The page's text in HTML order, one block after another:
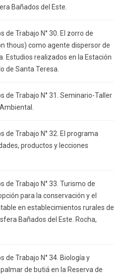
Bañados del Este.
de Trabajo N° 30. El zorro de
thous) como agente dispersor de
Estudios realizados en la Estación
de Santa Teresa.
de Trabajo N° 31. Seminario-Taller
de Trabajo N° 32. El programa
productos y lecciones
de Trabajo N° 33. Turismo de
para la conservación y el
en establecimientos rurales de
Bañados del Este. Rocha,
de Trabajo N° 34. Biología y
de butiá en la Reserva de